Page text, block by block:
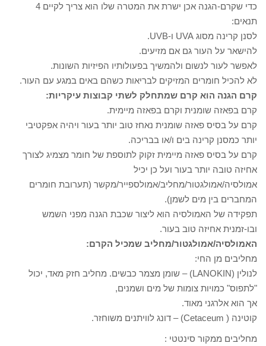
כדי שקרם-הגנה אכן ישרת את המטרה שלו הוא צריך לקיים 4
תנאים:
לסנן קרינה מסוג UVA ו-UVB.
להישאר על העור גם אם מזיעים.
לאפשר לעור לנשום ולהמשיך בפעולותיו הפיזיות השונות.
לא להכיל חומרים המזיקים לבריאות כשהם באים במגע עם העור.
קרם הגנה הוא קרם שמתחלק לשתי קבוצות עיקריות:
קרם בפאזה שומנית וקרם בפאזה מיימית.
קרם על בסיס פאזה שומנית נאחז טוב יותר בעור ויהיה אפקטיבי
יותר כמסנן קרינה בים ו/או בבריכה.
קרם על בסיס פאזה מיימית זקוק לתוספת של חומר מצמיג לצורך
אחיזה טובה יותר בעור ועל כן יכיל
אמולסיה/אמולגטור/מחליב/אמולספייר/מקשר (תערובת חומרים
המחברים בין מים לשמן).
תפקידה של האמולסיה הוא ליצור שכבת הגנה מפני השמש
ובו-זמנית אחיזה טוב בעור.
האמולסיה/אמולגטור/מחליב שמכיל הקרם:
מחליבים מן החי:
לנולין (LANOKIN) – שומן מצמר כבשים. מחליב חזק מאד, יכול
"לתפוס" כמויות צומות של מים ושמנים,
אך הוא אלרגני מאוד.
קוטינה ( Cetaceum) – דונג לוויתנים משוחזר.
מחליבים ממקור סינטטי :